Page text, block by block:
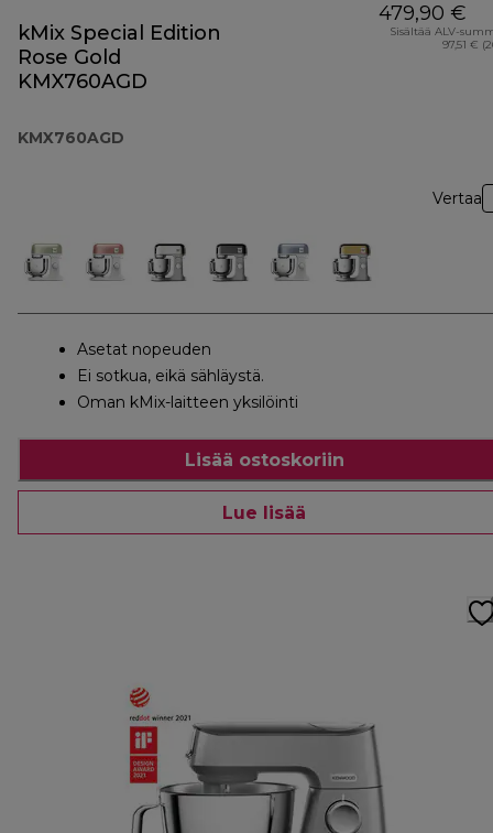
kMix Special Edition
Rose Gold
KMX760AGD
KMX760AGD
479,90 €
Sisältää ALV-
97,51 €
Vertaa
Asetat nopeuden
Ei sotkua, eikä sähläystä.
Oman kMix-laitteen yksilöinti
Lisää ostoskoriin
Lue lisää